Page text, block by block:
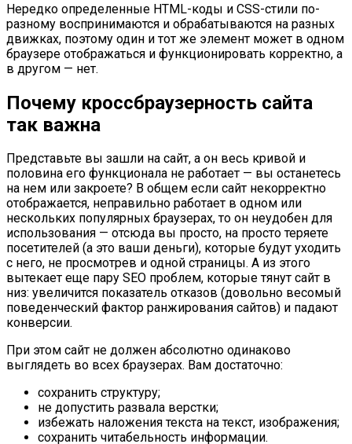
Нередко определенные HTML-коды и CSS-стили по-
разному воспринимаются и обрабатываются на разных
движках, поэтому один и тот же элемент может в одном
браузере отображаться и функционировать корректно, а
в другом — нет.
Почему кроссбраузерность сайта
так важна
Представьте вы зашли на сайт, а он весь кривой и
половина его функционала не работает — вы останетесь
на нем или закроете? В общем если сайт некорректно
отображается, неправильно работает в одном или
нескольких популярных браузерах, то он неудобен для
использования — отсюда вы просто, на просто теряете
посетителей (а это ваши деньги), которые будут уходить
с него, не просмотрев и одной страницы. А из этого
вытекает еще пару SEO проблем, которые тянут сайт в
низ: увеличится показатель отказов (довольно весомый
поведенческий фактор ранжирования сайтов) и падают
конверсии.
При этом сайт не должен абсолютно одинаково
выглядеть во всех браузерах. Вам достаточно:
сохранить структуру;
не допустить развала верстки;
избежать наложения текста на текст, изображения;
сохранить читабельность информации.